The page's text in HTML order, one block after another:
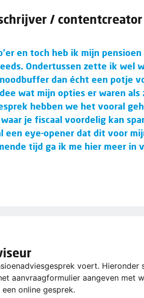
/ contentcreator
en toch heb ik mijn
Ondertussen zette ik wel
dan écht een potje
wat mijn opties er waren als
hebben we het vooral
je fiscaal voordelig kan
een eye-opener dat dit voor
tijd ga ik me hier meer in
voert. Hieronder
aanvraagformulier aangeven met
online gesprek.